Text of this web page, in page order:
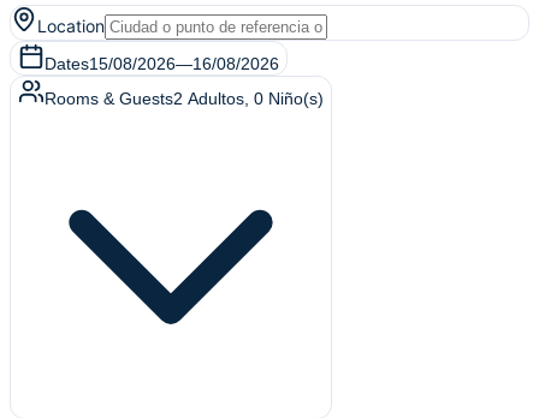
Location
Dates15/08/2026—16/08/2026
Rooms & Guests2 Adultos 0 Niño(s)